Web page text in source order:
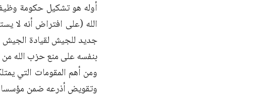
أوله هو تشكيل حكومة
الله (على افتراض أنه لا
جديد للجيش لقيادة الجيش
بنفسه على منع حزب الله من
ومن أهم المقومات التي
وتقويض أذرعه ضمن مؤسسات